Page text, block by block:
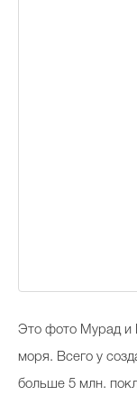
Это фото Мурад и
моря. Всего у
больше 5 млн.